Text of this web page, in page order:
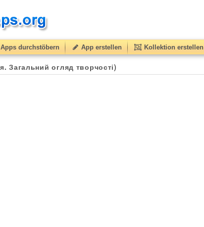
Apps durchstöbern App erstellen Kollektion erstellen
Загальний огляд творчості)